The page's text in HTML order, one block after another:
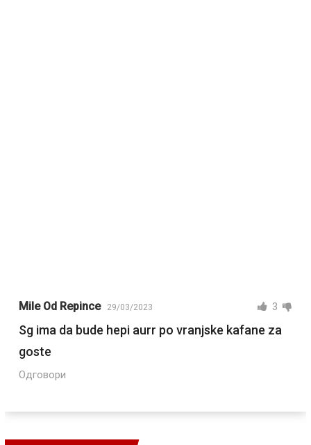
Mile Od Repince 29/03/2023 3
Sg ima da bude hepi aurr po vranjske kafane za
goste
Одговори